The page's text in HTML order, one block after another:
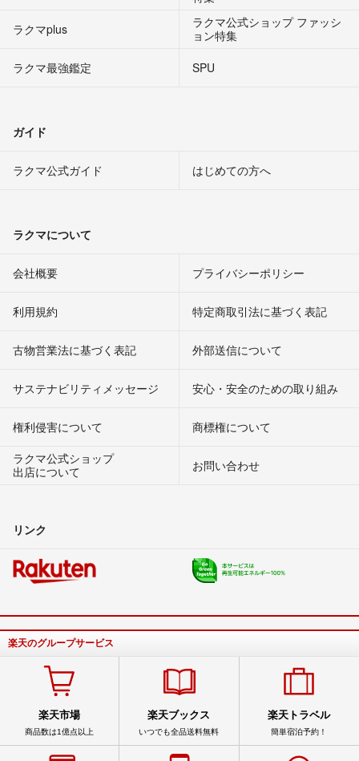
ラクマplus
ラクマ公式ショップ ファッシ
ョン特集
ラクマ最強鑑定
SPU
ガイド
ラクマ公式ガイド はじめての方へ
ラクマについて
会社概要 プライバシーポリシー
利用規約 特定商取引法に基づく表記
古物営業法に基づく表記 外部送信について
サステナビリティメッセージ 安心・安全のための取り組み
権利侵害について
商標権について
ラクマ公式ショップ
出店について
お問い合わせ
リンク
楽天のグループサービス
楽天市場
商品数は1億点以上
楽天ブックス
いつでも全品送料無料
楽天トラベル
簡単宿泊予約！